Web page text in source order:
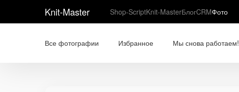
Knit-Master Shop-ScriptKnit-MasterБлогCRMФото
Все фотографии Избранное Мы снова работаем!